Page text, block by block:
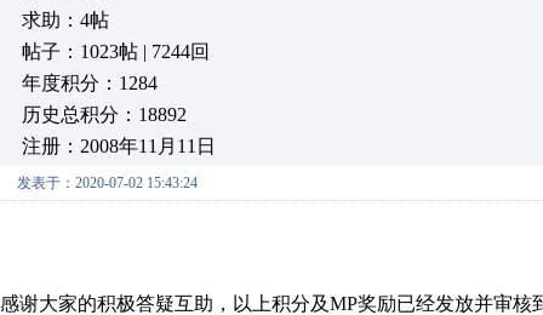
求助：4帖
帖子：1023帖 | 7244回
年度积分：1284
历史总积分：18892
注册：2008年11月11日
发表于：2020-07-02 15:43:24
感谢大家的积极答疑互助，以上积分及MP奖励已经发放并审核